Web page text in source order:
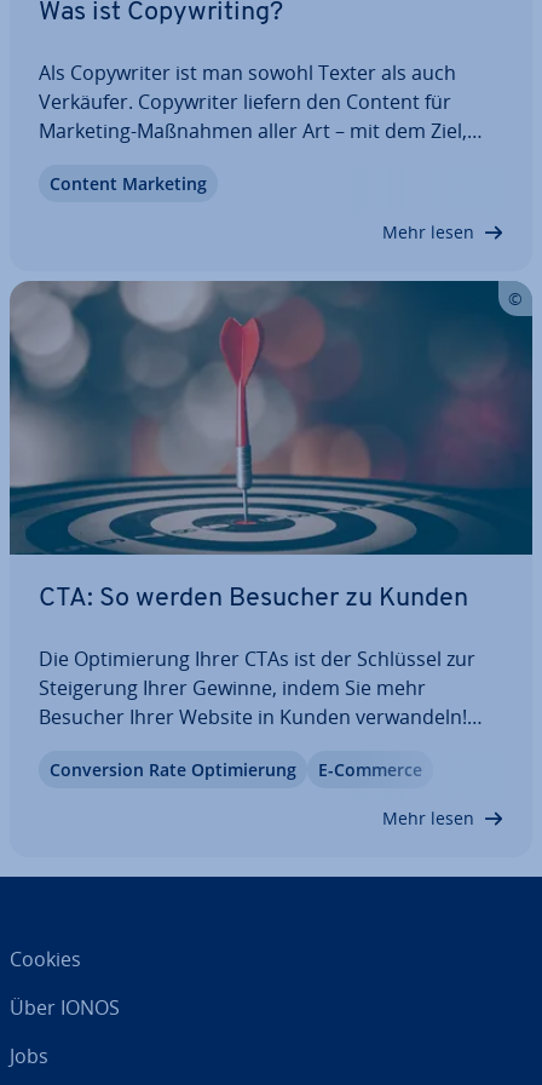
Was ist Co­py­wri­ting?
Als Co­py­wri­ter ist man sowohl Texter als auch
Verkäufer. Co­py­wri­ter liefern den Content für
Marketing-Maßnahmen aller Art – mit dem Ziel,
gen sich diese nach einem Produkt oder Service,
Content Marketing
Mehr lesen
CTA: So werden Besucher zu Kunden
Die Op­ti­mie­rung Ihrer CTAs ist der Schlüssel zur
Stei­ge­rung Ihrer Gewinne, indem Sie mehr
Besucher Ihrer Website in Kunden ver­wan­deln!
sondern können auch Ihre SEO-Rankings ver­bes­
Con­ver­si­on Rate Op­ti­mie­rung E-Commerce
Mehr lesen
Cookies
Über IONOS
Jobs